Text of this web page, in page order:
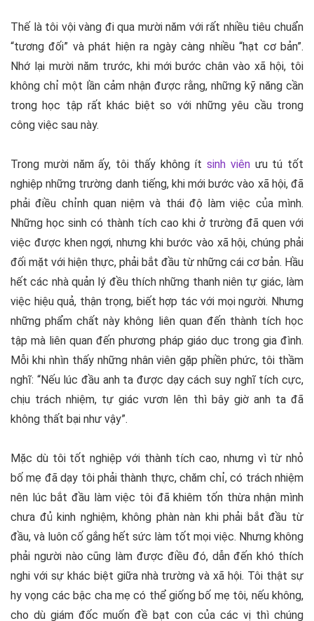
Thế là tôi vội vàng đi qua mười năm với rất nhiều tiêu chuẩn
“tương đối” và phát hiện ra ngày càng nhiều “hạt cơ bản”.
Nhớ lại mười năm trước, khi mới bước chân vào xã hội, tôi
không chỉ một lần cảm nhận được rằng, những kỹ năng cần
trong học tập rất khác biệt so với những yêu cầu trong
công việc sau này.
Trong mười năm ấy, tôi thấy không ít sinh viênưu tú tốt
nghiệp những trường danh tiếng, khi mới bước vào xã hội, đã
phải điều chỉnh quan niệm và thái độ làm việc của mình.
Những học sinh có thành tích cao khi ở trường đã quen với
việc được khen ngợi, nhưng khi bước vào xã hội, chúng phải
đối mặt với hiện thực, phải bắt đầu từ những cái cơ bản. Hầu
hết các nhà quản lý đều thích những thanh niên tự giác, làm
việc hiệu quả, thận trọng, biết hợp tác với mọi người. Nhưng
những phẩm chất này không liên quan đến thành tích học
tập mà liên quan đến phương pháp giáo dục trong gia đình.
Mỗi khi nhìn thấy những nhân viên gặp phiền phức, tôi thầm
nghĩ: “Nếu lúc đầu anh ta được dạy cách suy nghĩ tích cực,
chịu trách nhiệm, tự giác vươn lên thì bây giờ anh ta đã
không thất bại như vậy”.
Mặc dù tôi tốt nghiệp với thành tích cao, nhưng vì từ nhỏ
bố mẹ đã dạy tôi phải thành thực, chăm chỉ, có trách nhiệm
nên lúc bắt đầu làm việc tôi đã khiêm tốn thừa nhận mình
chưa đủ kinh nghiệm, không phàn nàn khi phải bắt đầu từ
đầu, và luôn cố gắng hết sức làm tốt mọi việc. Nhưng không
phải người nào cũng làm được điều đó, dẫn đến khó thích
nghi với sự khác biệt giữa nhà trường và xã hội. Tôi thật sự
hy vọng các bậc cha mẹ có thể giống bố mẹ tôi, nếu không,
cho dù giám đốc muốn đề bạt con của các vị thì chúng